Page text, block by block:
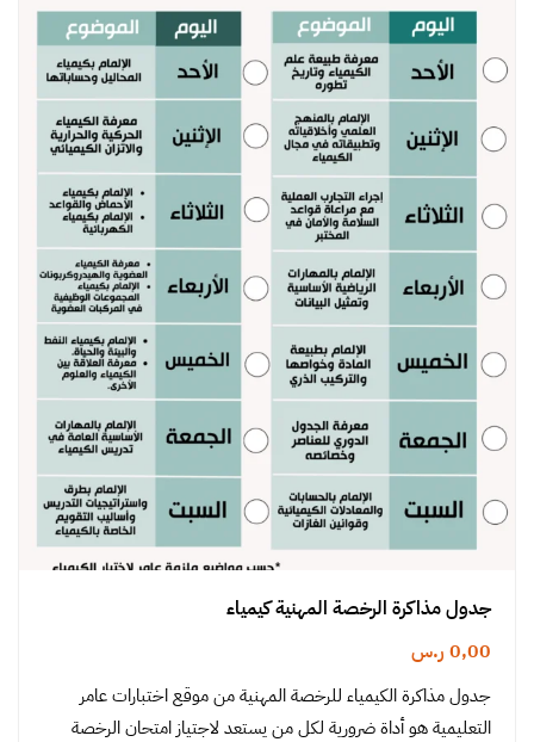
جدول مذاكرة الرخصة المهنية كيمياء
0,00 ر.س
جدول مذاكرة الكيمياء للرخصة المهنية من موقع اختبارات عامر
التعليمية هو أداة ضرورية لكل من يستعد لاجتياز امتحان الرخصة